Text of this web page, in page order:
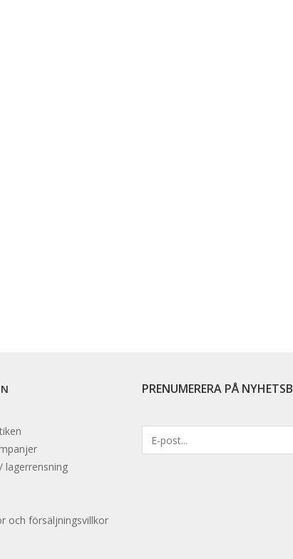
lagerrensning
och försäljningsvillkor
PRENUMERERA PÅ